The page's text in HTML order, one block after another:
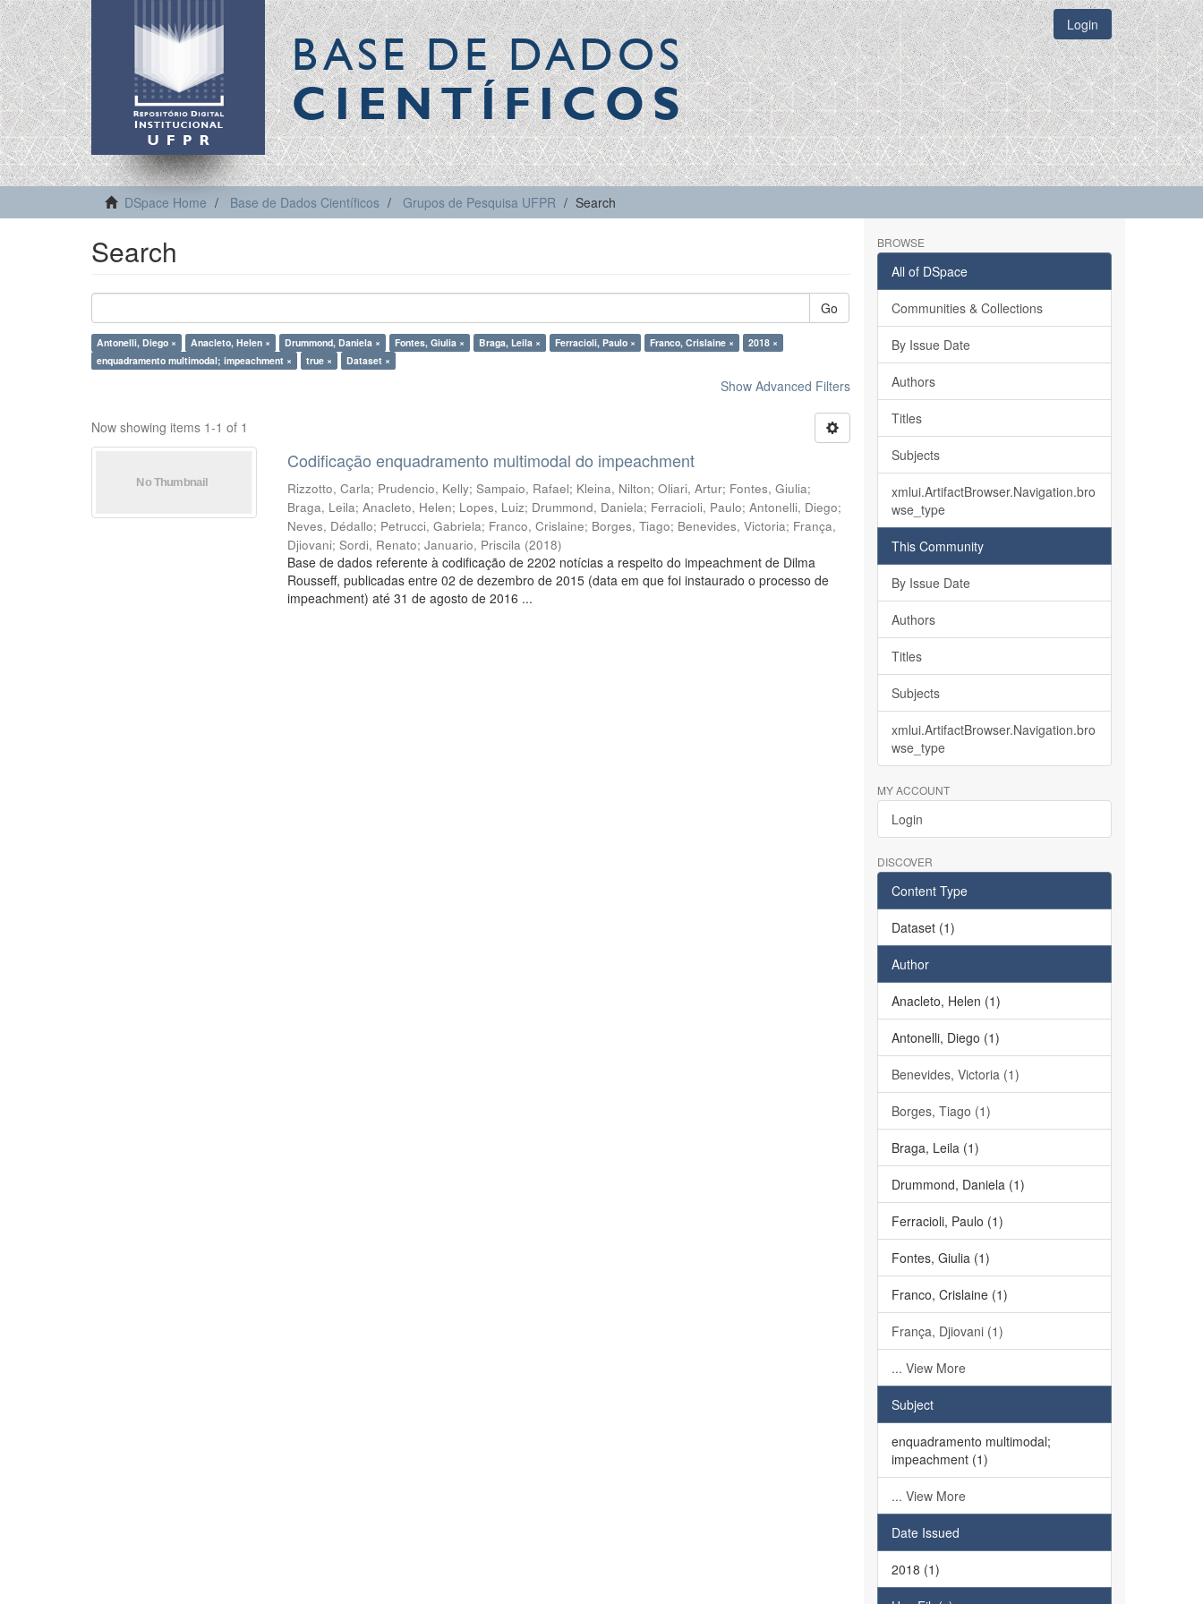
BASE DE DADOS
CIENTÍFICOS
Login
DSpace Home Base de Dados Científicos Grupos de Pesquisa UFPR Search
Search
Go
Antonelli, Diego × Anacleto, Helen × Drummond, Daniela × Fontes, Giulia × Braga, Leila × Ferracioli, Paulo × Franco, Crislaine ×
2018 ×
enquadramento multimodal; impeachment ×
true × Dataset ×
Show Advanced Filters
Now showing items 1-1 of 1
Codificação enquadramento multimodal do impeachment
Rizzotto, Carla; Prudencio, Kelly;Sampaio, Rafael; Kleina, Nilton;Oliari, Artur; Fontes, Giulia;
Braga, Leila;Anacleto, Helen; Lopes, Luiz; Drummond, Daniela; Ferracioli, Paulo;Antonelli, Diego;
Neves, Dédallo; Petrucci, Gabriela; Franco, Crislaine; Borges, Tiago; Benevides, Victoria; França,
Djiovani;Sordi, Renato;Januario, Priscila (2018)
Base de dados referente à codificação de 2202 notícias a respeito do impeachment de Dilma
Rousseff, publicadas entre 02 de dezembro de 2015 (data em que foi instaurado o processo de
impeachment) até 31 de agosto de 2016 ...
BROWSE
All of DSpace
Communities & Collections
By Issue Date
Authors
Titles
Subjects
xmlui.ArtifactBrowser.Navigation.bro
wse_type
This Community
By Issue Date
Authors
Titles
Subjects
xmlui.ArtifactBrowser.Navigation.bro
wse_type
MY ACCOUNT
Login
DISCOVER
Content Type
Dataset (1)
Author
Anacleto, Helen (1)
Antonelli, Diego (1)
Benevides, Victoria (1)
Borges, Tiago (1)
Braga, Leila (1)
Drummond, Daniela (1)
Ferracioli, Paulo (1)
Fontes, Giulia (1)
Franco, Crislaine (1)
França, Djiovani (1)
... View More
Subject
enquadramento multimodal;
impeachment (1)
... View More
Date Issued
2018 (1)